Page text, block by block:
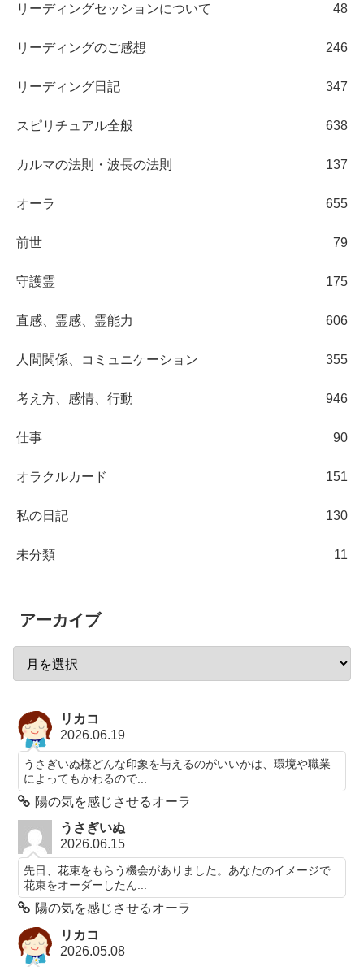
リーディングセッションについて 48
リーディングのご感想 246
リーディング日記 347
スピリチュアル全般 638
カルマの法則・波長の法則 137
オーラ 655
前世 79
守護霊 175
直感、霊感、霊能力 606
人間関係、コミュニケーション 355
考え方、感情、行動 946
仕事 90
オラクルカード 151
私の日記 130
未分類 11
アーカイブ
リカコ
2026.06.19
うさぎいぬ様どんな印象を与えるのがいいかは、環境や職業
によってもかわるので...
陽の気を感じさせるオーラ
うさぎいぬ
2026.06.15
先日、花束をもらう機会がありました。あなたのイメージで
花束をオーダーしたん...
陽の気を感じさせるオーラ
リカコ
2026.05.08